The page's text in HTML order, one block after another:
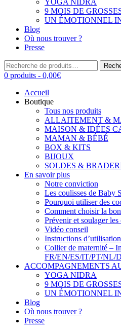
YOGA NIDRA
9 MOIS DE
UN ÉMOTIONNEL
Blog
Où nous trouver ?
Presse
Recherche
pour :
0 produits - 0,00€
Accueil
Boutique
Tous nos produits
ALLAITEMENT &
MAISON & IDÉES
MAMAN & BÉBÉ
BOX & KITS
BIJOUX
SOLDES &
En savoir plus
Notre conviction
Les coulisses de Baby
Pourquoi utiliser des
Comment choisir la
Prévenir et soulager les
Vidéo conseil
Instructions
Collier de maternité –
FR/EN/ES/IT/PT/NL/
ACCOMPAGNEMENTS
YOGA NIDRA
9 MOIS DE
UN ÉMOTIONNEL
Blog
Où nous trouver ?
Presse